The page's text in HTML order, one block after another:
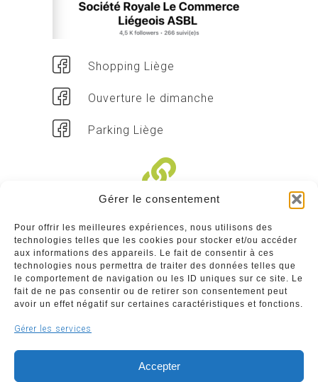
Gérer le consentement
Pour offrir les meilleures expériences, nous utilisons des
technologies telles que les cookies pour stocker et/ou accéder
aux informations des appareils. Le fait de consentir à ces
technologies nous permettra de traiter des données telles que
le comportement de navigation ou les ID uniques sur ce site. Le
fait de ne pas consentir ou de retirer son consentement peut
avoir un effet négatif sur certaines caractéristiques et fonctions.
Gérer les services
Accepter
Shopping Liège
Ouverture le dimanche
Parking Liège
Commerçants
Annuaire des commerçants : insérez gratuitement
votre activité dans notre annuaire sur notre site ci-
dessous